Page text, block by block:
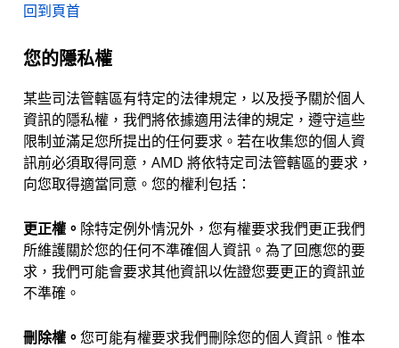
回到頁首
您的隱私權
某些司法管轄區有特定的法律規定，以及授予關於個人
資訊的隱私權，我們將依據適用法律的規定，遵守這些
限制並滿足您所提出的任何要求。若在收集您的個人資
訊前必須取得同意，AMD 將依特定司法管轄區的要求，
向您取得適當同意。您的權利包括：
更正權。 除特定例外情況外，您有權要求我們更正我們
所維護關於您的任何不準確個人資訊。為了回應您的要
求，我們可能會要求其他資訊以佐證您要更正的資訊並
不準確。
刪除權。 您可能有權要求我們刪除您的個人資訊。惟本